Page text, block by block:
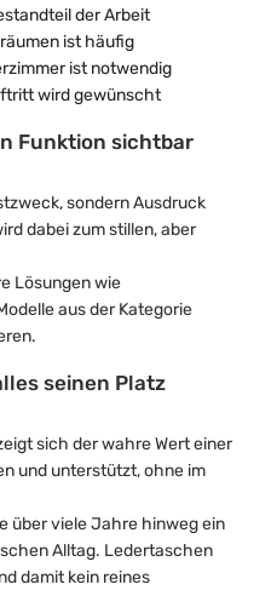
der Arbeit
ist häufig
ist notwendig
wird gewünscht
Funktion sichtbar
sondern Ausdruck
dabei zum stillen, aber
Lösungen wie
aus der Kategorie
seinen Platz
sich der wahre Wert einer
und unterstützt, ohne im
über viele Jahre hinweg ein
Alltag. Ledertaschen
damit kein reines